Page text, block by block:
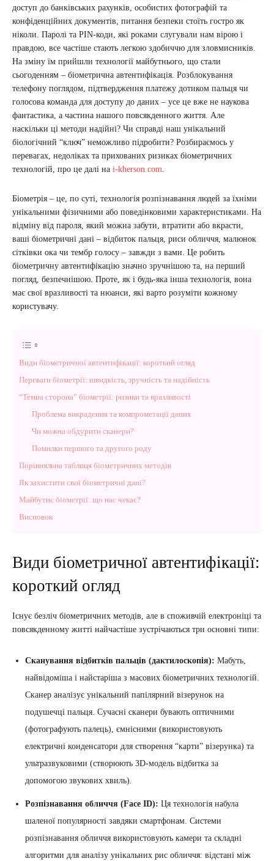
доступ до банківських рахунків, особистих фотографій та
конфіденційних документів, питання безпеки стоїть гостро як
ніколи. Паролі та PIN-коди, які роками слугували нам вірою і
правдою, все частіше стають легкою здобиччю для зловмисників.
На зміну їм прийшли технології майбутнього, що стали
сьогоденням – біометрична автентифікація. Розблокування
телефону поглядом, підтвердження платежу дотиком пальця чи
голосова команда для доступу до даних – усе це вже не наукова
фантастика, а частина нашого повсякденного життя. Але
наскільки ці методи надійні? Чи справді наш унікальний
біологічний “ключ” неможливо підробити? Розбираємось у
перевагах, недоліках та прихованих ризиках біометричних
технологій, про це далі на i-kherson.com.
Біометрія – це, по суті, технологія розпізнавання людей за їхніми
унікальними фізичними або поведінковими характеристиками. На
відміну від пароля, який можна забути, втратити або вкрасти,
ваші біометричні дані – відбиток пальця, риси обличчя, малюнок
сітківки ока чи тембр голосу – завжди з вами. Це робить
біометричну автентифікацію значно зручнішою та, на перший
погляд, безпечнішою. Проте, як і будь-яка інша технологія, вона
має свої вразливості та нюанси, які варто розуміти кожному
користувачу.
Види біометричної автентифікації: короткий огляд
Переваги біометрії: швидкість, зручність та надійність
“Темна сторона” біометрії: ризики та вразливості
Проблема викрадення та компрометації даних
Чи можна обдурити сканери?
Помилки першого та другого роду
Порівняльна таблиця біометричних методів
Як захистити свої біометричні дані?
Майбутнє біометрії: що нас чекає?
Висновок
Види біометричної автентифікації:
короткий огляд
Існує безліч біометричних методів, але в споживчій електроніці та
повсякденному житті найчастіше зустрічаються три основні типи:
Сканування відбитків пальців (дактилоскопія): Мабуть,
найвідоміша і найстаріша з масових біометричних технологій.
Сканер аналізує унікальний папілярний візерунок на
подушечці пальця. Сучасні сканери бувають оптичними
(фотографують палець), ємнісними (використовують
електричні конденсатори для створення “карти” візерунка) та
ультразвуковими (створюють 3D-модель відбитка за
допомогою звукових хвиль).
Розпізнавання обличчя (Face ID): Ця технологія набула
шаленої популярності завдяки смартфонам. Системи
розпізнавання обличчя використовують камери та складні
алгоритми для аналізу унікальних рис обличчя: відстані між